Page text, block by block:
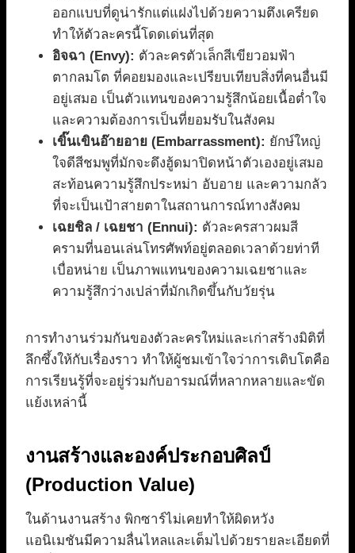
ออกแบบที่ดูน่ารักแต่แฝงไปด้วยความตึงเครียด
ทำให้ตัวละครนี้โดดเด่นที่สุด
อิจฉา (Envy): ตัวละครตัวเล็กสีเขียวอมฟ้า
ตากลมโต ที่คอยมองและเปรียบเทียบสิ่งที่คนอื่นมี
อยู่เสมอ เป็นตัวแทนของความรู้สึกน้อยเนื้อต่ำใจ
และความต้องการเป็นที่ยอมรับในสังคม
เขิ๊นเขินอ๊ายอาย (Embarrassment): ยักษ์ใหญ่
ใจดีสีชมพูที่มักจะดึงฮู้ดมาปิดหน้าตัวเองอยู่เสมอ
สะท้อนความรู้สึกประหม่า อับอาย และความกลัว
ที่จะเป็นเป้าสายตาในสถานการณ์ทางสังคม
เฉยชิล / เฉยชา (Ennui): ตัวละครสาวผมสี
ครามที่นอนเล่นโทรศัพท์อยู่ตลอดเวลาด้วยท่าที
เบื่อหน่าย เป็นภาพแทนของความเฉยชาและ
ความรู้สึกว่างเปล่าที่มักเกิดขึ้นกับวัยรุ่น
การทำงานร่วมกันของตัวละครใหม่และเก่าสร้างมิติที่
ลึกซึ้งให้กับเรื่องราว ทำให้ผู้ชมเข้าใจว่าการเติบโตคือ
การเรียนรู้ที่จะอยู่ร่วมกับอารมณ์ที่หลากหลายและขัด
แย้งเหล่านี้
งานสร้างและองค์ประกอบศิลป์
(Production Value)
ในด้านงานสร้าง พิกซาร์ไม่เคยทำให้ผิดหวัง
แอนิเมชันมีความลื่นไหลและเต็มไปด้วยรายละเอียดที่